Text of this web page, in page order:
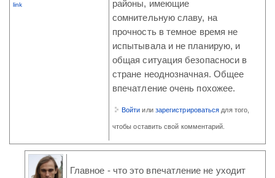
link
районы, имеющие
сомнительную славу, на
прочность в темное время не
испытывала и не планирую, и
общая ситуация безопасноси в
стране неоднозначная. Общее
впечатление очень похожее.
Войти или зарегистрироваться для того,
чтобы оставить свой комментарий.
Главное - что это впечатление не уходит